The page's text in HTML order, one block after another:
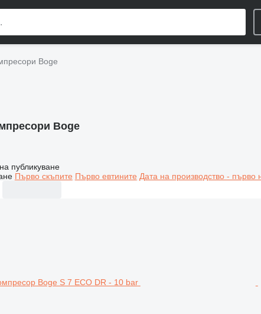
Boge
Boge
публикуване
Първо скъпите Първо евтините Дата на производство - първо